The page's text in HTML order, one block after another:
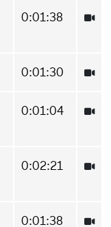
0:01:38
0:01:30
0:01:04
0:02:21
0:01:38